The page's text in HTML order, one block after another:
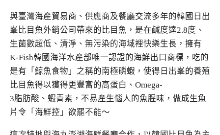
與臺灣海產貿易商、供應商及餐廳交流多年的韓國日出
峯比目魚外銷公司帶來的比目魚，是在鹹度達2.8度、
生菌數超低、清淨、無污染的海域裡快樂生長，擁有
K-Fish韓國海洋水產部唯一認證的海鮮出口商標，吃的
是有「鯨魚食物」之稱的南極磷蝦，使得日出峯的養殖
比目魚得以獲得更豐富的高蛋白、Omega-
3脂肪酸、蝦青素，不易產生惱人的魚腥味，做成生魚
片令「海鮮控」欲罷不能～